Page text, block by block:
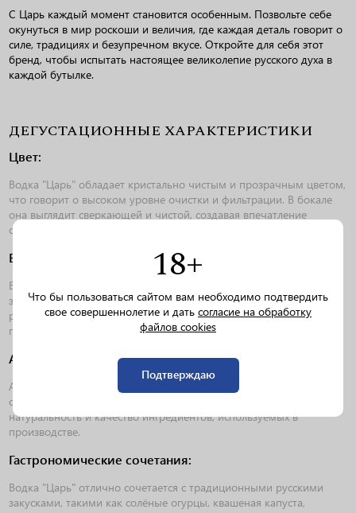
18+
Что бы пользоваться сайтом вам необходимо подтвердить
свое совершеннолетие и дать согласие на обработку
файлов cookies
Подтверждаю
С Царь каждый момент становится особенным. Позвольте себе
окунуться в мир роскоши и величия, где каждая деталь говорит о
силе, традициях и безупречном вкусе. Откройте для себя этот
бренд, чтобы испытать настоящее великолепие русского духа в
каждой бутылке.
ДЕГУСТАЦИОННЫЕ ХАРАКТЕРИСТИКИ
Цвет:
Водка "Царь" обладает кристально чистым и прозрачным цветом,
что говорит о высоком уровне очистки и фильтрации. В бокале
она выглядит сверкающей и чистой, создавая впечатление
свежести и чистоты.
Вкус:
Вкус водки мягкий и сбалансированный, с лёгкими нотками
зерновых. Он не оставляет резкого послевкусия, а наоборот,
раскрывается гладко и гармонично, что делает её приятной для
питья.
Аромат:
Аромат водки чистый и ненавязчивый, с едва уловимыми нотами
свежего хлеба и зерновых. Этот аромат подчёркивает
натуральность и качество ингредиентов, используемых в
производстве.
Гастрономические сочетания:
Водка "Царь" отлично сочетается с традиционными русскими
закусками, такими как солёные огурцы, квашеная капуста,